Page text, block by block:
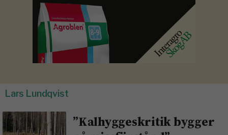
Lars Lundqvist
”Kalhyggeskritik bygger